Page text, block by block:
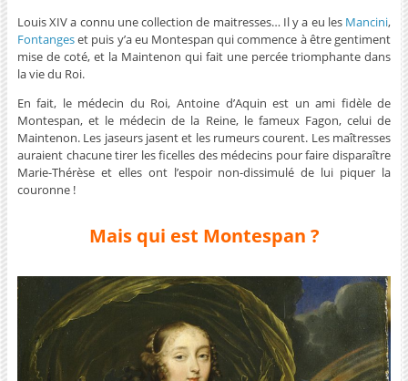
Louis XIV a connu une collection de maitresses… Il y a eu les Mancini,
Fontangeset puis y’a eu Montespan qui commence à être gentiment
mise de coté, et la Maintenon qui fait une percée triomphante dans
la vie du Roi.
En fait, le médecin du Roi, Antoine d’Aquin est un ami fidèle de
Montespan, et le médecin de la Reine, le fameux Fagon, celui de
Maintenon. Les jaseurs jasent et les rumeurs courent. Les maîtresses
auraient chacune tirer les ficelles des médecins pour faire disparaître
Marie-Thérèse et elles ont l’espoir non-dissimulé de lui piquer la
couronne !
Mais qui est Montespan ?